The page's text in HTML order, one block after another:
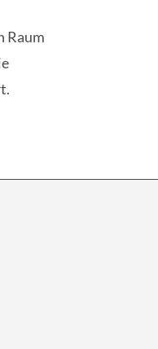
Raum